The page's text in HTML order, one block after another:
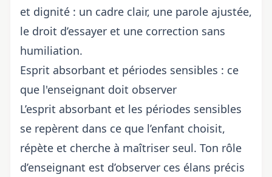
et dignité : un cadre clair, une parole ajustée,
le droit d’essayer et une correction sans
humiliation.
Esprit absorbant et périodes sensibles : ce
que l'enseignant doit observer
L’esprit absorbant et les périodes sensibles
se repèrent dans ce que l’enfant choisit,
répète et cherche à maîtriser seul. Ton rôle
d’enseignant est d’observer ces élans précis